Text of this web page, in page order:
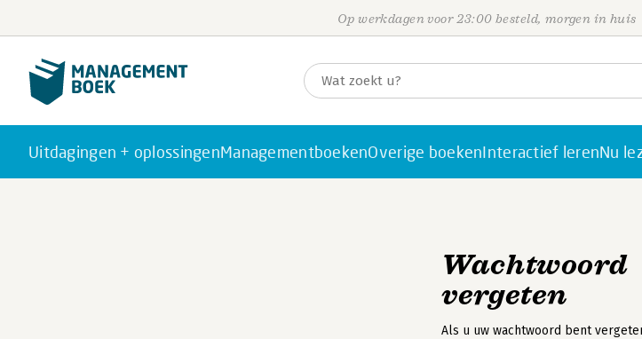
Op werkdagen voor 23:00 besteld, morgen in huis
Uitdagingen + oplossingenManagementboekenOverige boekenInteractief lerenNu
Wachtwoord
vergeten
Als u uw wachtwoord bent